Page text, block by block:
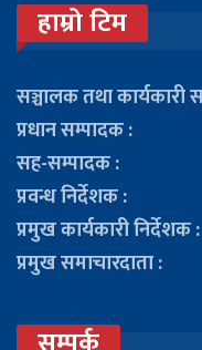
हाम्रो टिम
सञ्चालक तथा कार्यकारी
प्रधान सम्पादक :
सह-सम्पादक :
प्रवन्ध निर्देशक :
प्रमुख कार्यकारी निर्देशक :
प्रमुख समाचारदाता :